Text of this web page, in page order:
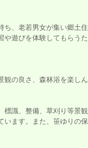
ち、老若男女が集い郷土
や遊びを体験してもらう
の良さ、森林浴を楽しん
識、整備、草刈り等景
ます。また、笹ゆりの